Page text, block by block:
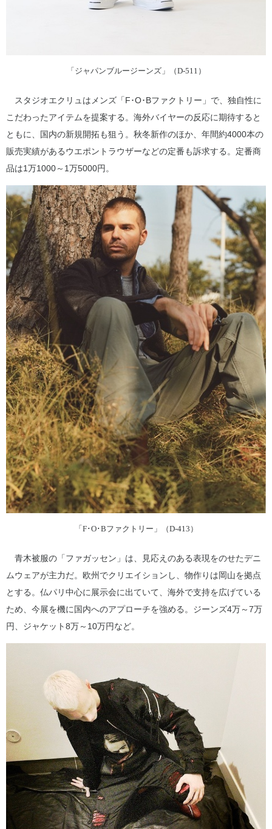
「ジャパンブルージーンズ」（D-511）
スタジオエクリュはメンズ「F･O･Bファクトリー」で、独自性に
こだわったアイテムを提案する。海外バイヤーの反応に期待すると
ともに、国内の新規開拓も狙う。秋冬新作のほか、年間約4000本の
販売実績があるウエポントラウザーなどの定番も訴求する。定番商
品は1万1000～1万5000円。
「F･O･Bファクトリー」（D-413）
青木被服の「ファガッセン」は、見応えのある表現をのせたデニ
ムウェアが主力だ。欧州でクリエイションし、物作りは岡山を拠点
とする。仏パリ中心に展示会に出ていて、海外で支持を広げている
ため、今展を機に国内へのアプローチを強める。ジーンズ4万～7万
円、ジャケット8万～10万円など。